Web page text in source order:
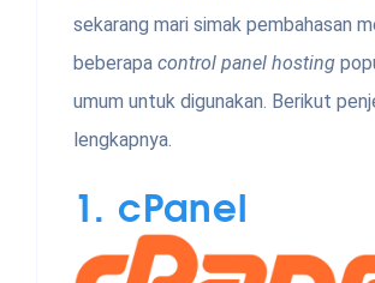
sekarang mari simak pembahasan
beberapa control panel hosting
umum untuk digunakan. Berikut
lengkapnya.
1. cPanel